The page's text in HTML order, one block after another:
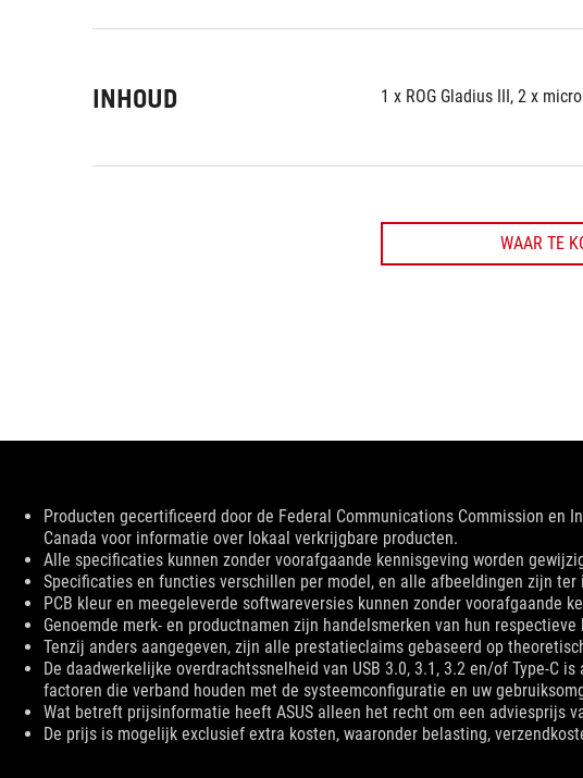
INHOUD 1 x ROG Gladius III, 2 x
WAAR TE
Disclaimer
Producten gecertificeerd door de Federal Communications Commission en
Canada voor informatie over lokaal verkrijgbare producten.
Alle specificaties kunnen zonder voorafgaande kennisgeving worden
Specificaties en functies verschillen per model, en alle afbeeldingen zijn
PCB kleur en meegeleverde softwareversies kunnen zonder voorafgaande
Genoemde merk- en productnamen zijn handelsmerken van hun respectieve
Tenzij anders aangegeven, zijn alle prestatieclaims gebaseerd op
De daadwerkelijke overdrachtssnelheid van USB 3.0, 3.1, 3.2 en/of Type-C
factoren die verband houden met de systeemconfiguratie en uw
Wat betreft prijsinformatie heeft ASUS alleen het recht om een adviesprijs
De prijs is mogelijk exclusief extra kosten, waaronder belasting,